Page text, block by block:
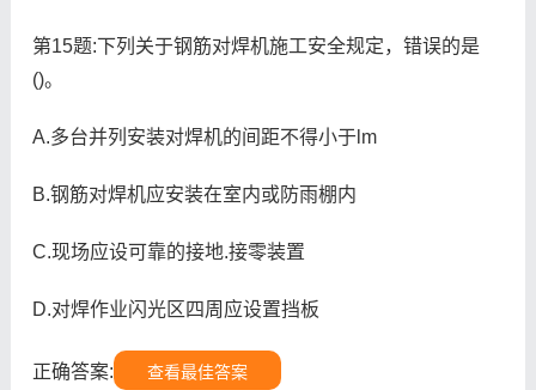
第15题:下列关于钢筋对焊机施工安全规定，错误的是
()。
A.多台并列安装对焊机的间距不得小于lm
B.钢筋对焊机应安装在室内或防雨棚内
C.现场应设可靠的接地.接零装置
D.对焊作业闪光区四周应设置挡板
正确答案: 查看最佳答案